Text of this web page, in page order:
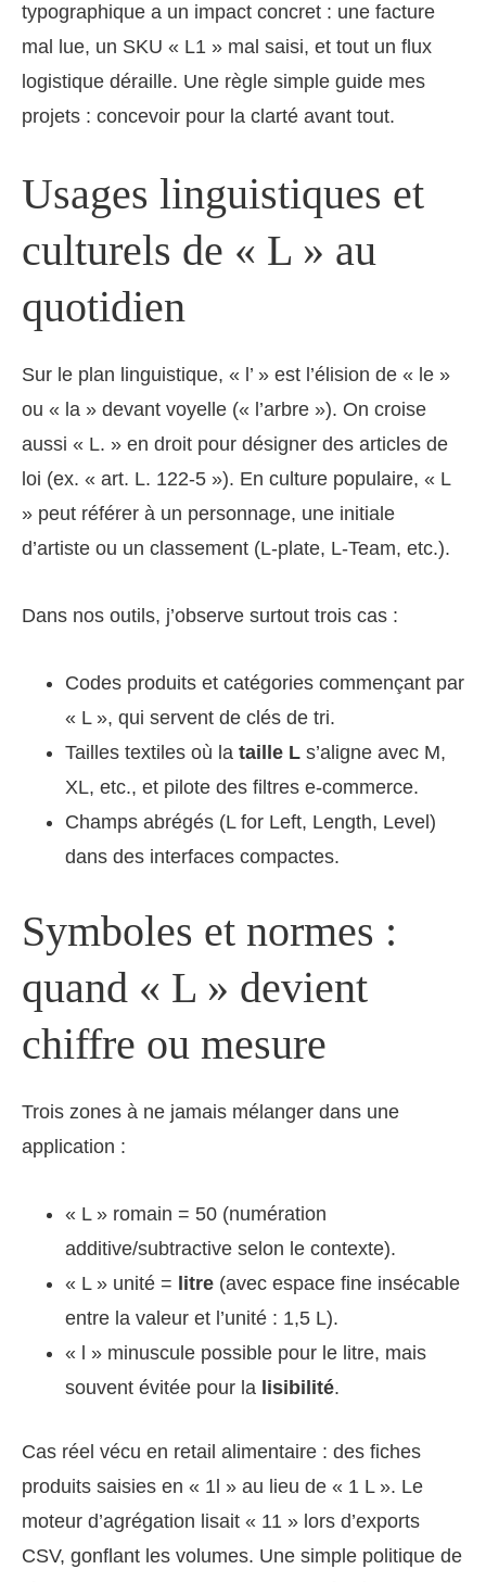
typographique a un impact concret : une facture
mal lue, un SKU « L1 » mal saisi, et tout un flux
logistique déraille. Une règle simple guide mes
projets : concevoir pour la clarté avant tout.
Usages linguistiques et
culturels de « L » au
quotidien
Sur le plan linguistique, « l’ » est l’élision de « le »
ou « la » devant voyelle (« l’arbre »). On croise
aussi « L. » en droit pour désigner des articles de
loi (ex. « art. L. 122-5 »). En culture populaire, « L
» peut référer à un personnage, une initiale
d’artiste ou un classement (L-plate, L‑Team, etc.).
Dans nos outils, j’observe surtout trois cas :
Codes produits et catégories commençant par
« L », qui servent de clés de tri.
Tailles textiles où la taille L s’aligne avec M,
XL, etc., et pilote des filtres e‑commerce.
Champs abrégés (L for Left, Length, Level)
dans des interfaces compactes.
Symboles et normes :
quand « L » devient
chiffre ou mesure
Trois zones à ne jamais mélanger dans une
application :
« L » romain = 50 (numération
additive/subtractive selon le contexte).
« L » unité = litre (avec espace fine insécable
entre la valeur et l’unité : 1,5 L).
« l » minuscule possible pour le litre, mais
souvent évitée pour la lisibilité.
Cas réel vécu en retail alimentaire : des fiches
produits saisies en « 1l » au lieu de « 1 L ». Le
moteur d’agrégation lisait « 11 » lors d’exports
CSV, gonflant les volumes. Une simple politique de